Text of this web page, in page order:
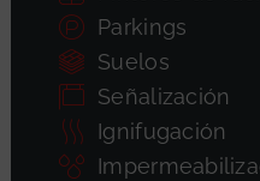
Parkings
Suelos
Señalización
Ignifugación